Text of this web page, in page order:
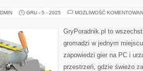
GRU - 5 - 2025 MOŻLIWOŚĆ
GryPoradnik.pl to
gromadzi w jednym
zapowiedzi gier na PC i
przestrzeń, gdzie świeżo